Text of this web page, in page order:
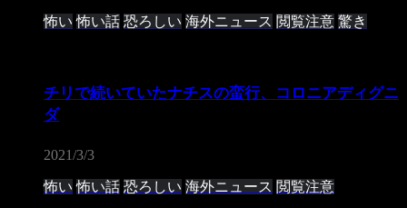
怖い 怖い話 恐ろしい 海外ニュース 閲覧注意 驚き
チリで続いていたナチスの蛮行、コロニアディグニ
ダ
2021/3/3
怖い 怖い話 恐ろしい 海外ニュース 閲覧注意